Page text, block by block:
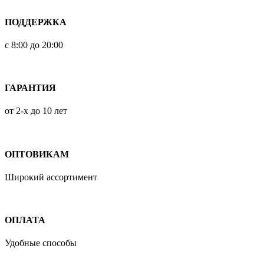
ПОДДЕРЖКА
с 8:00 до 20:00
ГАРАНТИЯ
от 2-х до 10 лет
ОПТОВИКАМ
Широкий ассортимент
ОПЛАТА
Удобные способы